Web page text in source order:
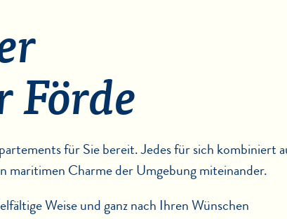
Förde
für Sie bereit. Jedes für sich kombiniert
maritimen Charme der Umgebung miteinander.
Weise und ganz nach Ihren Wünschen